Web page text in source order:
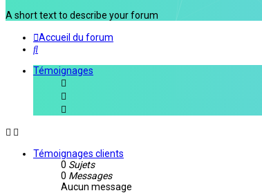
A short text to describe your forum
Accueil du forum
Rechercher
Témoignages
Témoignages clients
0 Sujets
0 Messages
Aucun message